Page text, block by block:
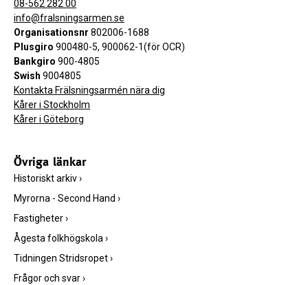
08-562 282 00
info@fralsningsarmen.se
Organisationsnr 802006-1688
Plusgiro 900480-5, 900062-1(för OCR)
Bankgiro 900-4805
Swish 9004805
Kontakta Frälsningsarmén nära dig
Kårer i Stockholm
Kårer i Göteborg
Övriga länkar
Historiskt arkiv›
Myrorna - Second Hand ›
Fastigheter›
Ågesta folkhögskola›
Tidningen Stridsropet›
Frågor och svar›